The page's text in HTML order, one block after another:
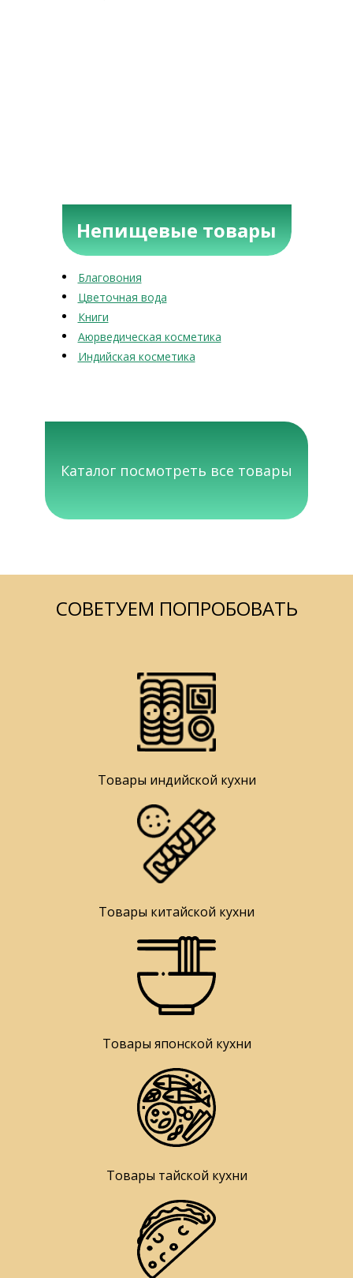
Непищевые товары
Благовония
Цветочная вода
Книги
Аюрведическая косметика
Индийская косметика
Каталог посмотреть все товары
СОВЕТУЕМ ПОПРОБОВАТЬ
Товары индийской кухни
Товары китайской кухни
Товары японской кухни
Товары тайской кухни